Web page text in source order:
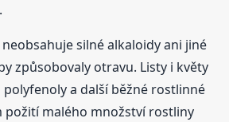
silné alkaloidy ani jiné
způsobovaly otravu. Listy i květy
a další běžné rostlinné
požití malého množství rostliny